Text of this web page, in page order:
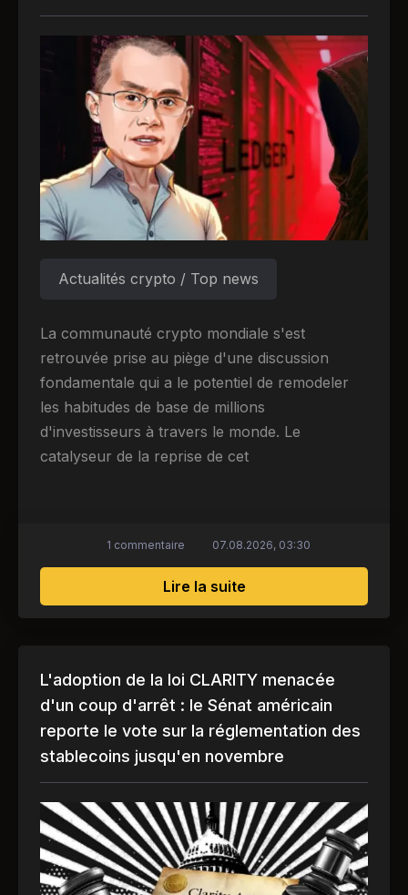
Actualités crypto / Top news
La communauté crypto mondiale s'est
retrouvée prise au piège d'une discussion
fondamentale qui a le potentiel de remodeler
les habitudes de base de millions
d'investisseurs à travers le monde. Le
catalyseur de la reprise de cet
Lire la suitesur Nouvel
1 commentaire 07.08.2026, 03:30
L'adoption de la loi CLARITY menacée
d'un coup d'arrêt : le Sénat américain
reporte le vote sur la réglementation des
stablecoins jusqu'en novembre